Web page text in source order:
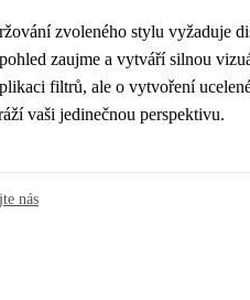
zvoleného stylu vyžaduje
zaujme a vytváří silnou
filtrů, ale o vytvoření
vaši jedinečnou perspektivu.
nás